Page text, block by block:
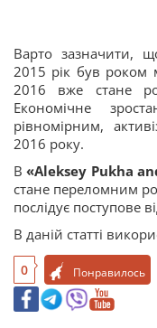
Варто зазначити,
2015 рік був роком
2016 вже стане
Економічне
рівномірним,
2016 року.
В«Aleksey Pukha
стане переломним
послідує поступове
В даній статті
0 Понравилось